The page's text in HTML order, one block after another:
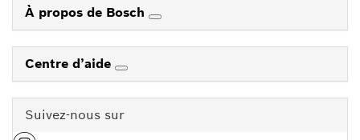
À propos de Bosch
Centre d’aide
Suivez-nous sur